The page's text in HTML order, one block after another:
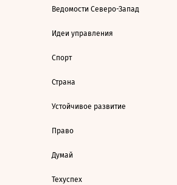
Ведомости Северо-Запад
Идеи управления
Спорт
Страна
Устойчивое развитие
Право
Думай
Техуспех